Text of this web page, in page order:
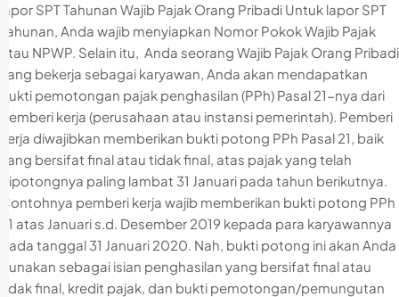
lapor SPT Tahunan Wajib Pajak Orang Pribadi Untuk lapor SPT
Tahunan, Anda wajib menyiapkan Nomor Pokok Wajib Pajak
atau NPWP. Selain itu, Anda seorang Wajib Pajak Orang Pribadi
yang bekerja sebagai karyawan, Anda akan mendapatkan
bukti pemotongan pajak penghasilan (PPh) Pasal 21-nya dari
pemberi kerja (perusahaan atau instansi pemerintah). Pemberi
kerja diwajibkan memberikan bukti potong PPh Pasal 21, baik
yang bersifat final atau tidak final, atas pajak yang telah
dipotongnya paling lambat 31 Januari pada tahun berikutnya.
Contohnya pemberi kerja wajib memberikan bukti potong PPh
21 atas Januari s.d. Desember 2019 kepada para karyawannya
pada tanggal 31 Januari 2020. Nah, bukti potong ini akan Anda
gunakan sebagai isian penghasilan yang bersifat final atau
tidak final, kredit pajak, dan bukti pemotongan/pemungutan